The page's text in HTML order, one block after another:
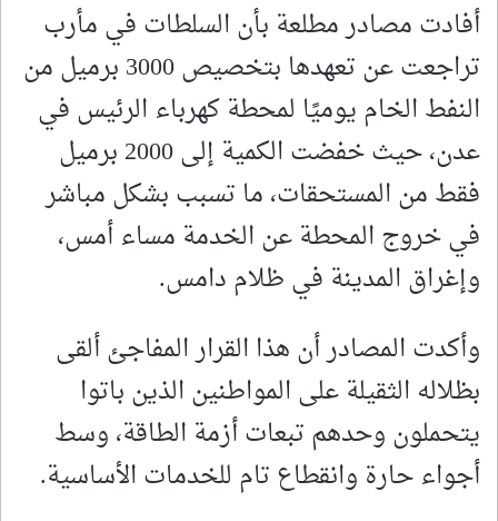
أفادت مصادر مطلعة بأن السلطات في مأرب
تراجعت عن تعهدها بتخصيص 3000 برميل من
النفط الخام يوميًا لمحطة كهرباء الرئيس في
عدن، حيث خفضت الكمية إلى 2000 برميل
فقط من المستحقات، ما تسبب بشكل مباشر
في خروج المحطة عن الخدمة مساء أمس،
وإغراق المدينة في ظلام دامس.
وأكدت المصادر أن هذا القرار المفاجئ ألقى
بظلاله الثقيلة على المواطنين الذين باتوا
يتحملون وحدهم تبعات أزمة الطاقة، وسط
أجواء حارة وانقطاع تام للخدمات الأساسية.